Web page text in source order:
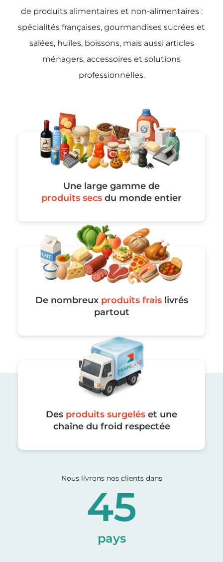
de produits alimentaires et non-alimentaires :
spécialités françaises, gourmandises sucrées et
salées, huiles, boissons, mais aussi articles
ménagers, accessoires et solutions
professionnelles.
Une large gamme de
produits secs du monde entier
De nombreux produits fraislivrés
partout
Des produits surgelés et une
chaîne du froid respectée
Nous livrons nos clients dans
45
pays